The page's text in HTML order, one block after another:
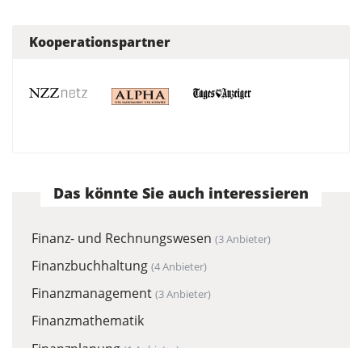
Kooperationspartner
Das könnte Sie auch interessieren
Finanz- und Rechnungswesen (3 Anbieter)
Finanzbuchhaltung (4 Anbieter)
Finanzmanagement (3 Anbieter)
Finanzmathematik